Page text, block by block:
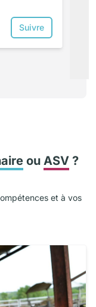
Suivre
ou ASV ?
et à vos